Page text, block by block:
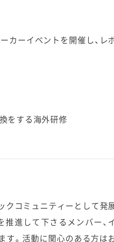
カーイベントを開催し、レ
をする海外研修
クコミュニティーとして発
推進して下さるメンバー、
す。活動に関心のある方は